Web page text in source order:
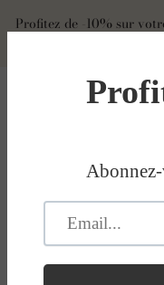
Profitez de -10% sur
S'inscrire